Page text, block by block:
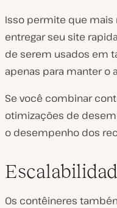
Isso permite que
entregar seu site
de serem usados em
apenas para manter o
Se você combinar
otimizações de
o desempenho dos
Os contêineres